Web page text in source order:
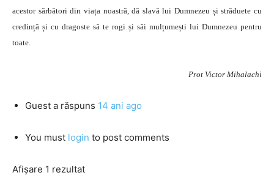
acestor sărbători din viața noastră, dă slavă lui Dumnezeu și străduete cu
credință și cu dragoste să te rogi și săi mulțumești lui Dumnezeu pentru
toate.
Prot Victor Mihalachi
Guest a răspuns 14 ani ago
You must login to post comments
Afișare 1 rezultat